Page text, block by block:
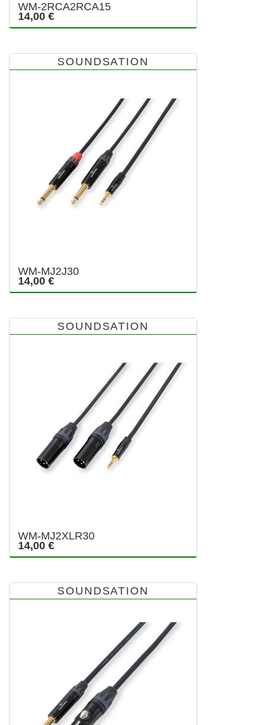
WM-2RCA2RCA15
14,00 €
SOUNDSATION
WM-MJ2J30
14,00 €
SOUNDSATION
WM-MJ2XLR30
14,00 €
SOUNDSATION